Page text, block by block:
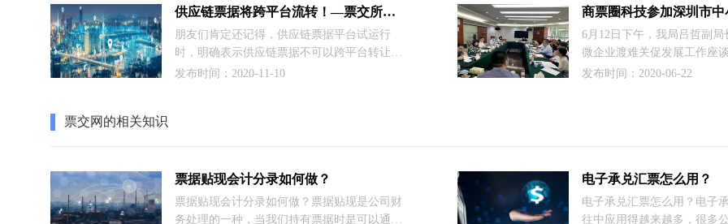
行全面托管，转贴现交易全面电子化，由此可
省去原转贴现交易项下大量的验票、传递、保
管等人工操作。
供应链票据将跨平台流转！—票交所测试里隐藏的小秘密
朋友们肯定还记得，供应链票据平台试运行
时，明确表示供应链票据不可以跨平台转让。
这的确让很多人觉得遗憾，甚至有人认为一般
发布时间：2020-11-10
6月12日下午，我局吕哲副
微企业渡难关促发展工作座
等8家金融（服务）机构相
发布时间：2020-06-22
票交网的相关知识
票据贴现会计分录如何做？
票据贴现会计分录如何做？票据贴现是公司财
务处理的一种，当我们持有票据时是可以通过
电子承兑汇票怎么用？
电子承兑汇票怎么用？电子
往中应用得越来越多，很多